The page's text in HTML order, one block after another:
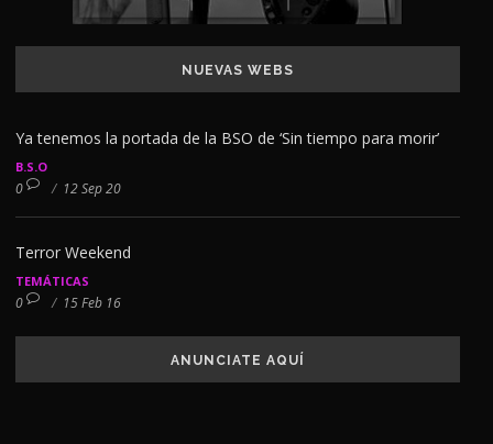
NUEVAS WEBS
Ya tenemos la portada de la BSO de ‘Sin tiempo para morir’
B.S.O
0 / 12 Sep 20
Terror Weekend
TEMÁTICAS
0 / 15 Feb 16
ANUNCIATE AQUÍ